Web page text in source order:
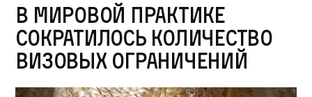
В мировой практике
сократилось количество
визовых ограничений